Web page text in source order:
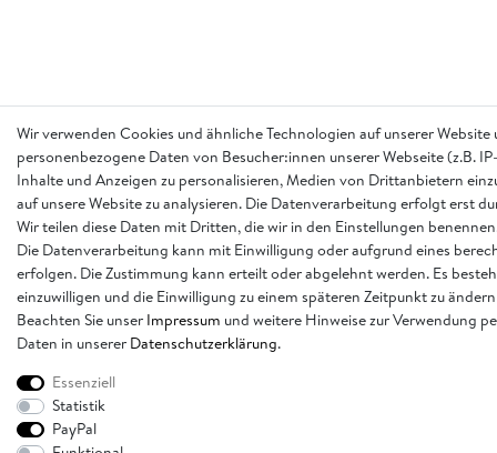
Wir verwenden Cookies und ähnliche Technologien auf unserer
personenbezogene Daten von Besucher:innen unserer Webseite (z.B.
Inhalte und Anzeigen zu personalisieren, Medien von Drittanbietern
auf unsere Website zu analysieren. Die Datenverarbeitung erfolgt erst
Wir teilen diese Daten mit Dritten, die wir in den Einstellungen
Die Datenverarbeitung kann mit Einwilligung oder aufgrund eines
erfolgen. Die Zustimmung kann erteilt oder abgelehnt werden. Es
einzuwilligen und die Einwilligung zu einem späteren Zeitpunkt zu
Beachten Sie unser Impressum und weitere Hinweise zur Verwendung
Daten in unserer Daten­schutz­erklärung.
Essenziell
Statistik
PayPal